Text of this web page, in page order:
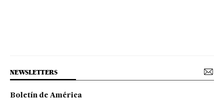
NEWSLETTERS
Boletín de América